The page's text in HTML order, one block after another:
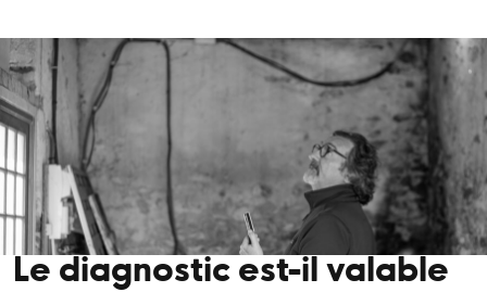
Le diagnostic est-il valable